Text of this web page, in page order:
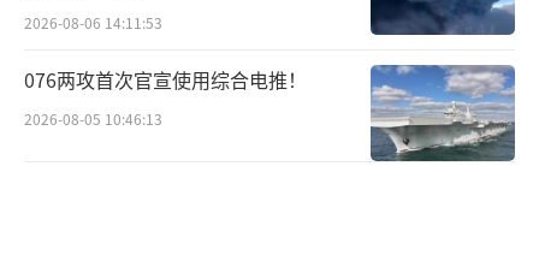
2026-08-06 14:11:53
076两攻首次官宣使用综合电推！
2026-08-05 10:46:13